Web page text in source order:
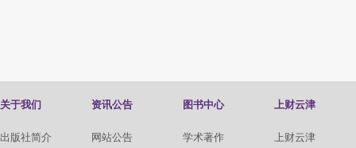
关于我们
出版社简介
资讯公告
网站公告
图书中心
学术著作
上财云津
上财云津